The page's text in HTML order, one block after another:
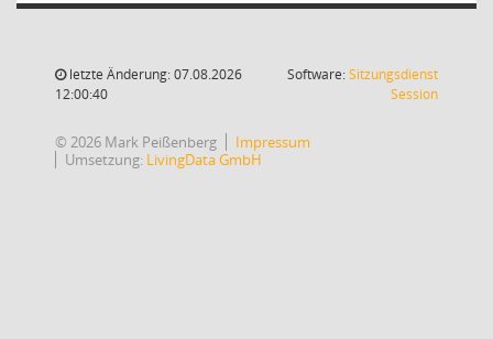
letzte Änderung: 07.08.2026
12:00:40
Software:Sitzungsdienst
Session(Wird in
© 2026 Mark Peißenberg
Impressum
Umsetzung: LivingData GmbH